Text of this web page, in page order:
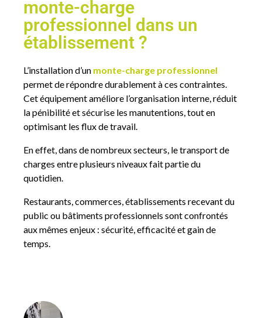
monte-charge
professionnel dans un
établissement ?
L’installation d’un monte-charge professionnel
permet de répondre durablement à ces contraintes.
Cet équipement améliore l’organisation interne, réduit
la pénibilité et sécurise les manutentions, tout en
optimisant les flux de travail.
En effet, dans de nombreux secteurs, le transport de
charges entre plusieurs niveaux fait partie du
quotidien.
Restaurants, commerces, établissements recevant du
public ou bâtiments professionnels sont confrontés
aux mêmes enjeux : sécurité, efficacité et gain de
temps.